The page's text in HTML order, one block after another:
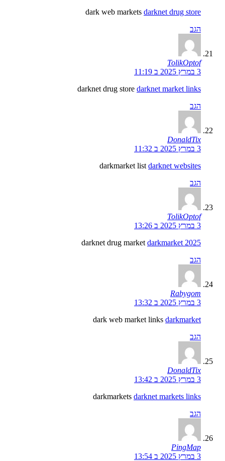
dark web markets darknet drug store
הגב
TolikOptof
3 במרץ 2025 ב 11:19
darknet drug store darknet market links
הגב
DonaldTix
3 במרץ 2025 ב 11:32
darkmarket list darknet websites
הגב
TolikOptof
3 במרץ 2025 ב 13:26
darknet drug market darkmarket 2025
הגב
Rabygom
3 במרץ 2025 ב 13:32
dark web market links darkmarket
הגב
DonaldTix
3 במרץ 2025 ב 13:42
darkmarkets darknet markets links
הגב
PingMap
3 במרץ 2025 ב 13:54